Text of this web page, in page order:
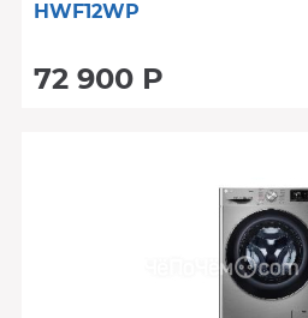
HWF12WP
72 900 Р